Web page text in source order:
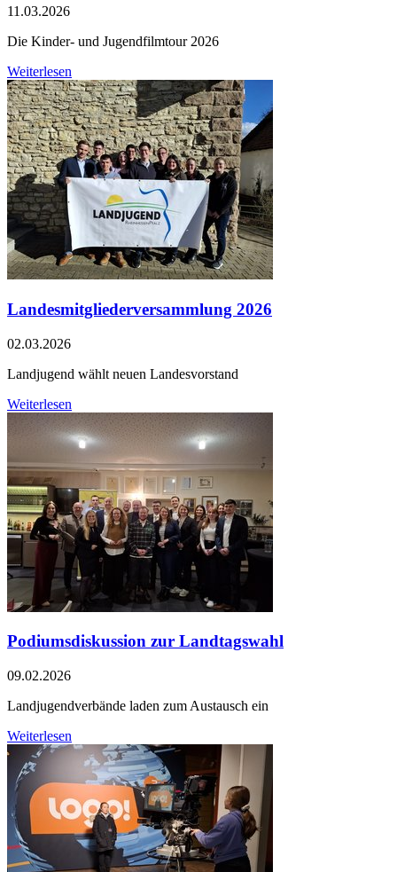
11.03.2026
Die Kinder- und Jugendfilmtour 2026
Weiterlesen
Landesmitgliederversammlung 2026
02.03.2026
Landjugend wählt neuen Landesvorstand
Weiterlesen
Podiumsdiskussion zur Landtagswahl
09.02.2026
Landjugendverbände laden zum Austausch ein
Weiterlesen